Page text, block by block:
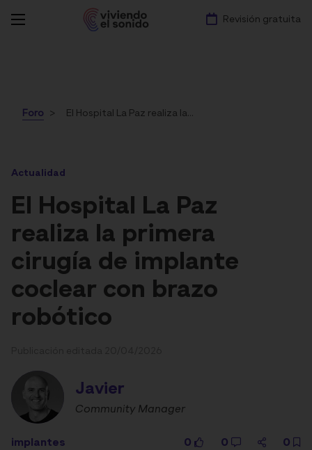
Revisión gratuita
Foro El Hospital La Paz realiza la primera cirugía de implante coclear con brazo robótico
Actualidad
El Hospital La Paz
realiza la primera
cirugía de implante
coclear con brazo
robótico
Javier
Community Manager
implantes
0 0 0